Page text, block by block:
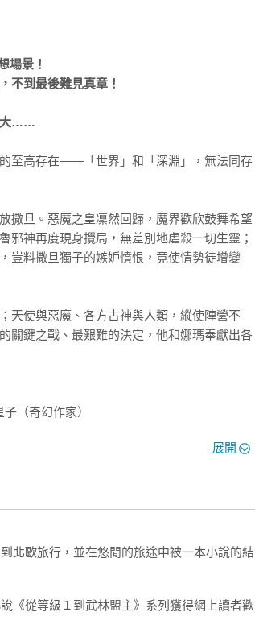
場景！
不到最後難見真章！
大……
至高存在——「世界」和「深淵」，無法同存
撒旦。惡魔之皇凜然回歸，魔界歡欣鼓舞希望
邪神再度現身攪局，無差別地虐殺一切生靈；
豈料撒旦獨子的嫉妒憤恨，竟使情勢徒增變
天使與惡魔、各方古神與人類，縱使陣營不
關鍵之戰、最艱難的決定，他和娜瑪奉獻出各
（奇幻作家）
展開
北歐旅行，並在悠閒的旅途中被一本小說的結
《從等級１到武林盟主》系列獲得網上讀者歡